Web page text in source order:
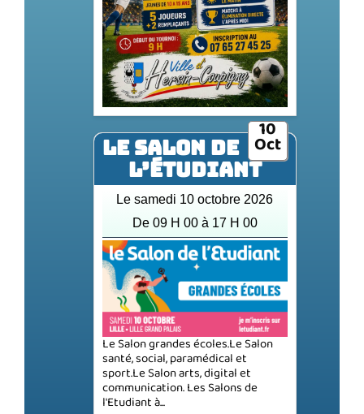
10
Oct
LE SALON DE
L’ÉTUDIANT
Le samedi 10 octobre 2026
De 09 H 00 à 17 H 00
Le Salon grandes écoles.Le Salon
santé, social, paramédical et
sport.Le Salon arts, digital et
communication. Les Salons de
l'Etudiant à...